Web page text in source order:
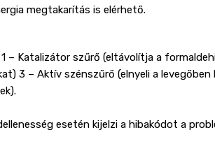
megtakarítás is elérhető.
– Katalizátor szűrő (eltávolítja a
3 – Aktív szénszűrő (elnyeli a
esetén kijelzi a hibakódot a